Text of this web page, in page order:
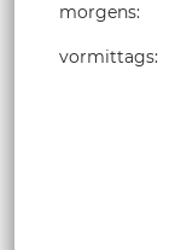
morgens:
vormittags: